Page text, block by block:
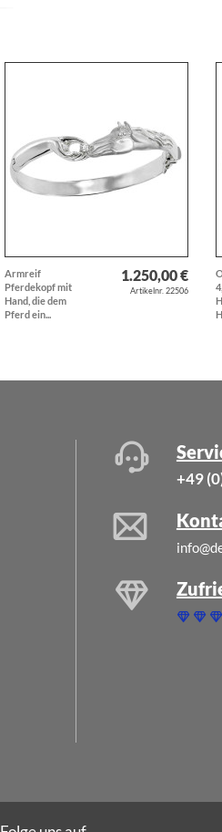
Armreif
Pferdekopf mit
Hand, die dem
Pferd ein...
1.250,00 €
Artikelnr. 22506
+49